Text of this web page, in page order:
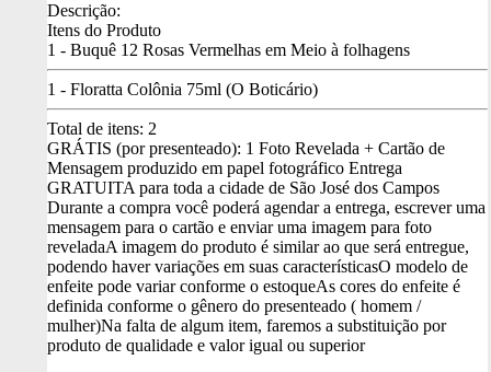
Descrição:
Itens do Produto
1 - Buquê 12 Rosas Vermelhas em Meio à folhagens
1 - Floratta Colônia 75ml (O Boticário)
Total de itens: 2
GRÁTIS (por presenteado): 1 Foto Revelada + Cartão de
Mensagem produzido em papel fotográfico Entrega
GRATUITA para toda a cidade de São José dos Campos
Durante a compra você poderá agendar a entrega, escrever uma
mensagem para o cartão e enviar uma imagem para foto
reveladaA imagem do produto é similar ao que será entregue,
podendo haver variações em suas característicasO modelo de
enfeite pode variar conforme o estoqueAs cores do enfeite é
definida conforme o gênero do presenteado ( homem /
mulher)Na falta de algum item, faremos a substituição por
produto de qualidade e valor igual ou superior